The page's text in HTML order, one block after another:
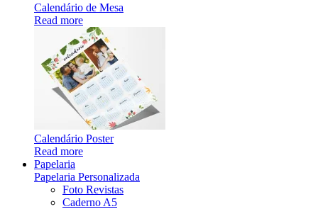
Calendário de Mesa
Read more
Calendário Poster
Read more
Papelaria
Papelaria Personalizada
Foto Revistas
Caderno A5